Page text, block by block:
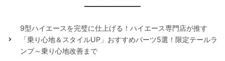
9型ハイエースを完璧に仕上げる！ハイエース専門店が推す
「乗り心地＆スタイルUP」おすすめパーツ5選！限定テールラ
ンプ～乗り心地改善まで